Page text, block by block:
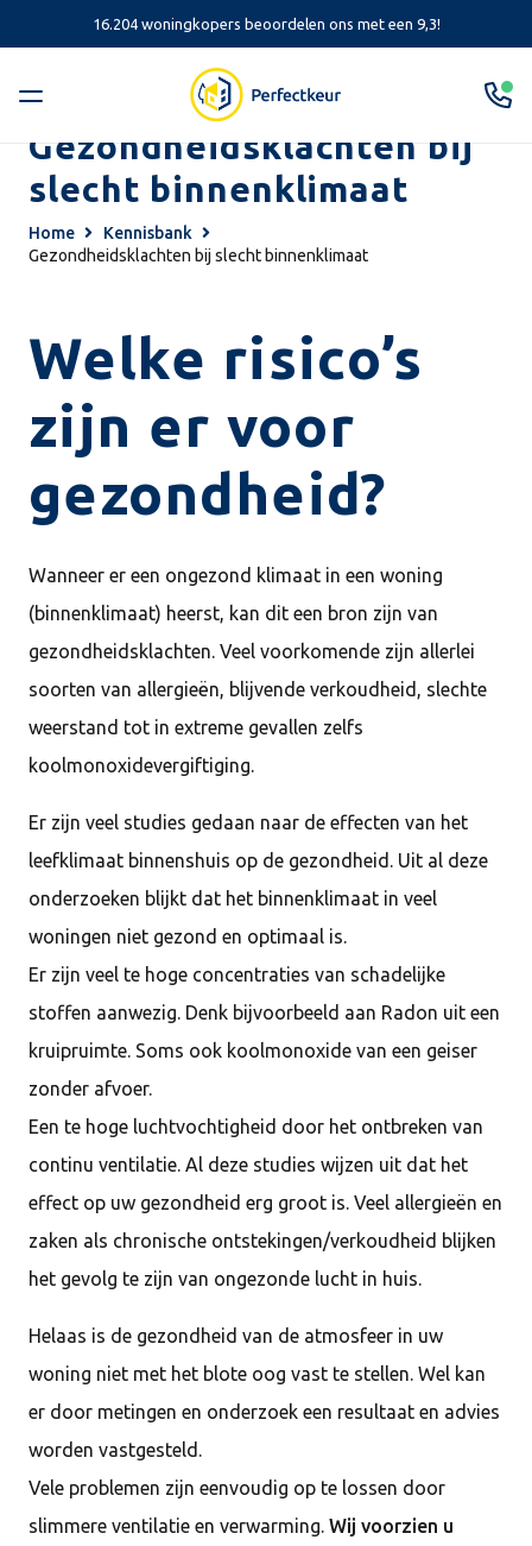
16.204 woningkopers beoordelen ons met een 9,3!
Gezondheidsklachten bij
slecht binnenklimaat
Home
Kennisbank
Gezondheidsklachten bij slecht binnenklimaat
Welke risico’s
zijn er voor
gezondheid?
Wanneer er een ongezond klimaat in een woning
(binnenklimaat) heerst, kan dit een bron zijn van
gezondheidsklachten. Veel voorkomende zijn allerlei
soorten van allergieën, blijvende verkoudheid, slechte
weerstand tot in extreme gevallen zelfs
koolmonoxidevergiftiging.
Er zijn veel studies gedaan naar de effecten van het
leefklimaat binnenshuis op de gezondheid. Uit al deze
onderzoeken blijkt dat het binnenklimaat in veel
woningen niet gezond en optimaal is.
Er zijn veel te hoge concentraties van schadelijke
stoffen aanwezig. Denk bijvoorbeeld aan Radon uit een
kruipruimte. Soms ook koolmonoxide van een geiser
zonder afvoer.
Een te hoge luchtvochtigheid door het ontbreken van
continu ventilatie. Al deze studies wijzen uit dat het
effect op uw gezondheid erg groot is. Veel allergieën en
zaken als chronische ontstekingen/verkoudheid blijken
het gevolg te zijn van ongezonde lucht in huis.
Helaas is de gezondheid van de atmosfeer in uw
woning niet met het blote oog vast te stellen. Wel kan
er door metingen en onderzoek een resultaat en advies
worden vastgesteld.
Vele problemen zijn eenvoudig op te lossen door
slimmere ventilatie en verwarming. Wij voorzien u